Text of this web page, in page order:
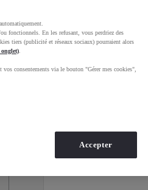
fonctionnels. En les refusant, vous perdriez des
tiers (publicité et réseaux sociaux) pourraient alors
consentements via le bouton "Gérer mes cookies",
Accepter